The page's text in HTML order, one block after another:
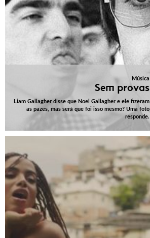
Música
Sem provas
Liam Gallagher disse que Noel Gallagher e ele fizeram
as pazes, mas será que foi isso mesmo? Uma foto
responde.